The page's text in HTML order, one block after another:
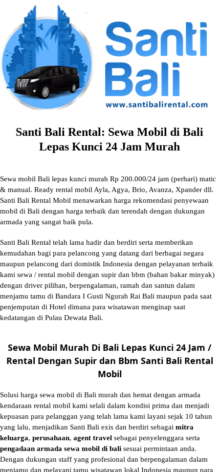
content
Santi Bali Rental: Sewa Mobil di Bali
Lepas Kunci 24 Jam Murah
Sewa mobil Bali lepas kunci murah Rp 200.000/24 jam (perhari) matic
& manual. Ready rental mobil Ayla, Agya, Brio, Avanza, Xpander dll.
Santi Bali Rental Mobil menawarkan harga rekomendasi penyewaan
mobil di Bali dengan harga terbaik dan terendah dengan dukungan
armada yang sangat baik pula.
Santi Bali Rental telah lama hadir dan berdiri serta memberikan
kemudahan bagi para pelancong yang datang dari berbagai negara
maupun pelancong dari domistik Indonesia dengan pelayanan terbaik
kami sewa / rental mobil dengan supir dan bbm (bahan bakar minyak)
dengan driver pilihan, berpengalaman, ramah dan santun dalam
menjamu tamu di Bandara I Gusti Ngurah Rai Bali maupun pada saat
penjemputan di Hotel dimana para wisatawan menginap saat
kedatangan di Pulau Dewata Bali.
Sewa Mobil Murah Di Bali Lepas Kunci 24 Jam /
Rental Dengan Supir dan Bbm Santi Bali Rental
Mobil
Solusi harga sewa mobil di Bali murah dan hemat dengan armada
kendaraan rental mobil kami selali dalam kondisi prima dan menjadi
kepuasan para pelanggan yang telah lama kami layani sejak 10 tahun
yang lalu, menjadikan Santi Bali exis dan berdiri sebagai mitra
keluarga, perusahaan, agent travel sebagai penyelenggara serta
pengadaan armada sewa mobil di bali sesuai permintaan anda.
Dengan dukungan staff yang profesional dan berpengalaman dalam
menjamu dan melayani tamu wisatawan lokal Indonesia maupun para